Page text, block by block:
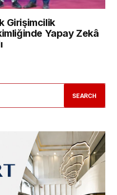
Girişimcilik
Yapay Zekâ
SEARCH